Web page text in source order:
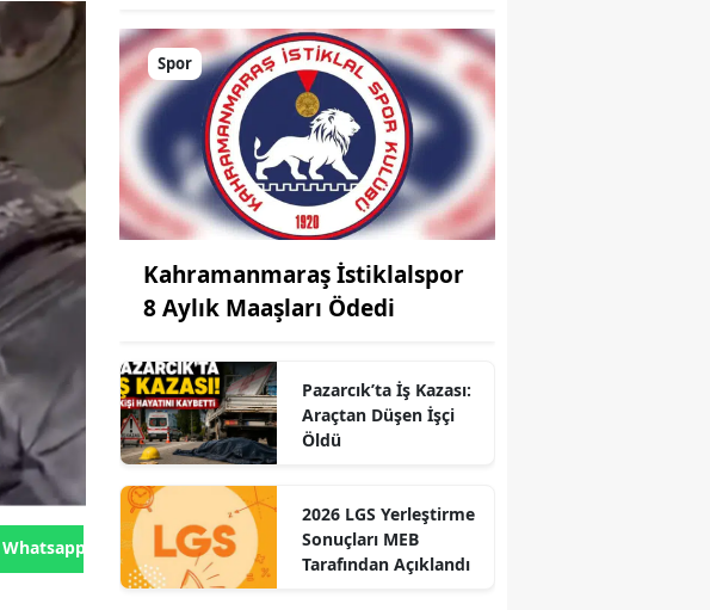
Whatsapp'tan Gönder
Spor
Kahramanmaraş İstiklalspor
8 Aylık Maaşları Ödedi
Pazarcık’ta İş Kazası:
Araçtan Düşen İşçi
Öldü
2026 LGS Yerleştirme
Sonuçları MEB
Tarafından Açıklandı